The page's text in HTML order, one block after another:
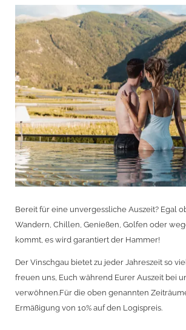
Bereit für eine unvergessliche Auszeit? Egal
Wandern, Chillen, Genießen, Golfen oder
kommt, es wird garantiert der Hammer!
Der Vinschgau bietet zu jeder Jahreszeit so
freuen uns, Euch während Eurer Auszeit bei
verwöhnen.Für die oben genannten
Ermäßigung von 10% auf den Logispreis.